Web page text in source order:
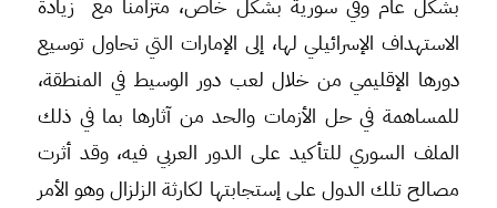
بشكل عام وفي سورية بشكل خاص، متزامناً مع زيادة
الاستهداف الإسرائيلي لها، إلى الإمارات التي تحاول توسيع
دورها الإقليمي من خلال لعب دور الوسيط في المنطقة،
للمساهمة في حل الأزمات والحد من آثارها بما في ذلك
الملف السوري للتأكيد على الدور العربي فيه، وقد أثرت
مصالح تلك الدول على إستجابتها لكارثة الزلزال وهو الأمر